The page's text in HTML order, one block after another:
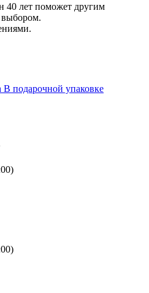
40 лет поможет другим
выбором.
В подарочной упаковке